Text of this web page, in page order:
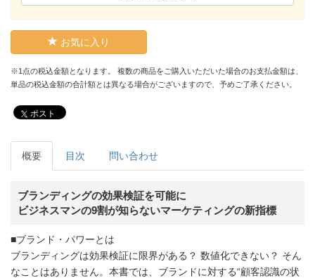
お気に入り
※1点の税込金額となります。 複数の商品をご購入いただいた場合のお支払金額は、
単品の税込金額の合計額とは異なる場合がございますので、予めご了承ください。
ポスト
概要 目次 問い合わせ
ブランディングの効果検証を可能に
ビジネスマンの9割が知らないマーケティングの新指標
■ブランド・パワーとは
ブランディングは効果検証に限界がある？ 数値化できない？ そん
なことはありません。本書では、ブランドに対する“顧客認識の状